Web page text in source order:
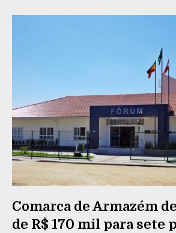
Comarca de Armazém
de R$ 170 mil para sete